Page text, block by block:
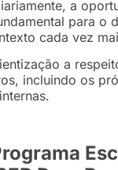
a
para o
cada vez
a
incluindo os